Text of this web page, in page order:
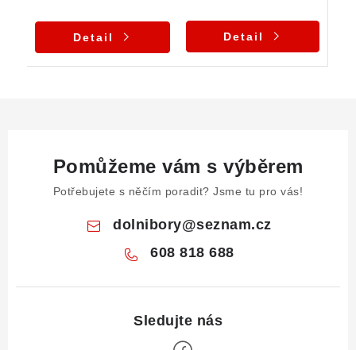
Detail Detail
Pomůžeme vám s výběrem
Potřebujete s něčím poradit? Jsme tu pro vás!
dolnibory@seznam.cz
608 818 688